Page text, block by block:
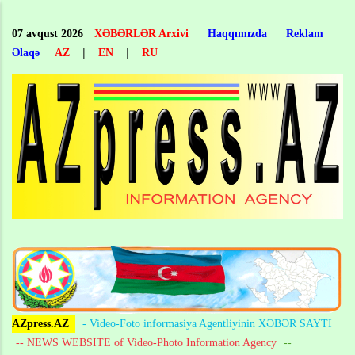
main
content
07 avqust 2026 XƏBƏRLƏR Arxivi Haqqımızda
Reklam
Əlaqə
AZ | EN | RU
AZpress.AZ
- Video-Foto informasiya Agentliyinin XƏBƏR SAYTI
-- NEWS WEBSITE of Video-Photo Information Agency --